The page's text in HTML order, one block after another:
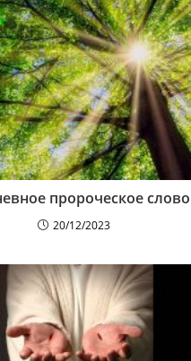
пророческое слово
20/12/2023